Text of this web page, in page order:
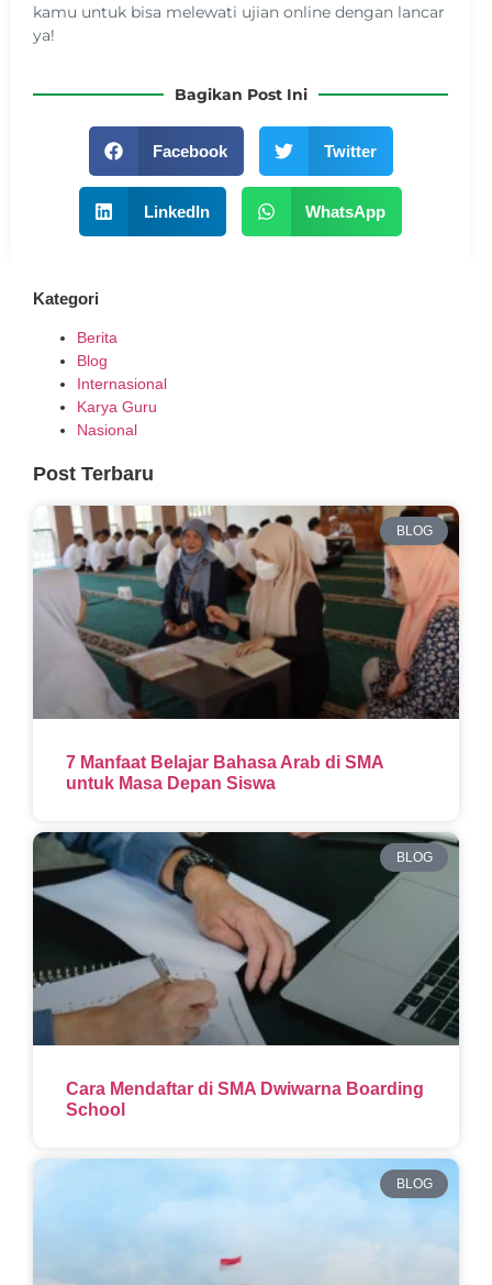
kamu untuk bisa melewati ujian online dengan lancar
ya!
Bagikan Post Ini
Facebook Twitter
LinkedIn WhatsApp
Kategori
Berita
Blog
Internasional
Karya Guru
Nasional
Post Terbaru
BLOG
7 Manfaat Belajar Bahasa Arab di SMA
untuk Masa Depan Siswa
BLOG
Cara Mendaftar di SMA Dwiwarna Boarding
School
BLOG